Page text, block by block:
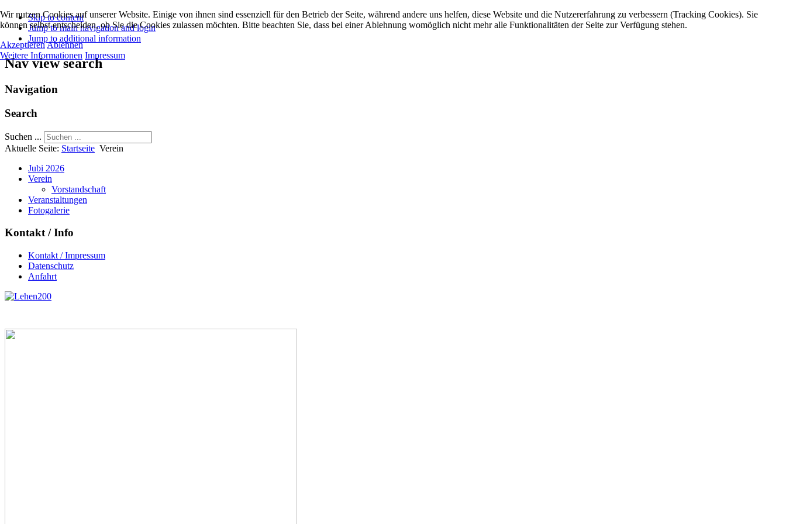
Skip to content
Jump to main navigation and login
Jump to additional information
Nav view search
Navigation
Search
Suchen ...
Aktuelle Seite: Startseite Verein
Jubi 2026
Verein
Vorstandschaft
Veranstaltungen
Fotogalerie
Kontakt / Info
Kontakt / Impressum
Datenschutz
Anfahrt
Wir nutzen Cookies auf unserer Website. Einige von ihnen sind essenziell für den Betrieb der Seite, während andere uns helfen, diese Website und die Nutzererfahrung zu verbessern (Tracking Cookies). Sie
können selbst entscheiden, ob Sie die Cookies zulassen möchten. Bitte beachten Sie, dass bei einer Ablehnung womöglich nicht mehr alle Funktionalitäten der Seite zur Verfügung stehen.
AkzeptierenAblehnen
Weitere Informationen Impressum